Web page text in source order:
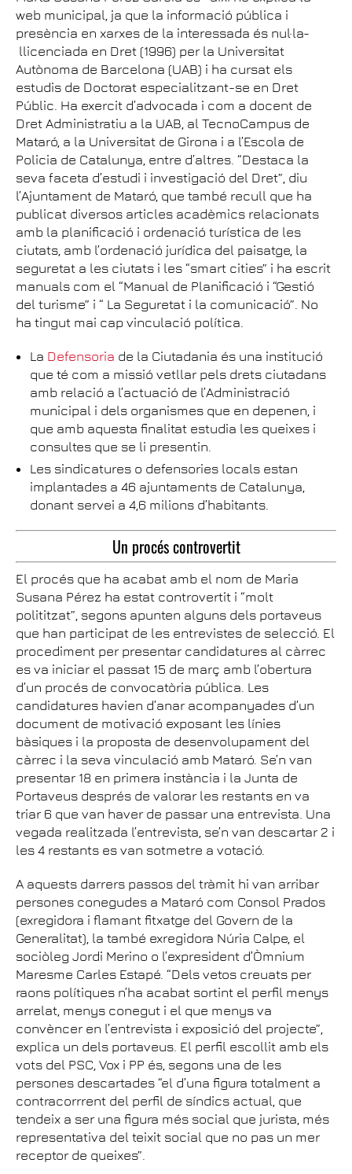
web municipal, ja que la informació pública i
presència en xarxes de la interessada és nul·la-
llicenciada en Dret (1996) per la Universitat
Autònoma de Barcelona (UAB) i ha cursat els
estudis de Doctorat especialitzant-se en Dret
Públic. Ha exercit d’advocada i com a docent de
Dret Administratiu a la UAB, al TecnoCampus de
Mataró, a la Universitat de Girona i a l’Escola de
Policia de Catalunya, entre d’altres. “Destaca la
seva faceta d’estudi i investigació del Dret”, diu
l’Ajuntament de Mataró, que també recull que ha
publicat diversos articles acadèmics relacionats
amb la planificació i ordenació turística de les
ciutats, amb l’ordenació jurídica del paisatge, la
seguretat a les ciutats i les “smart cities” i ha escrit
manuals com el “Manual de Planificació i “Gestió
del turisme” i “ La Seguretat i la comunicació”. No
ha tingut mai cap vinculació política.
La Defensoria de la Ciutadania és una institució
que té com a missió vetllar pels drets ciutadans
amb relació a l’actuació de l’Administració
municipal i dels organismes que en depenen, i
que amb aquesta finalitat estudia les queixes i
consultes que se li presentin.
Les sindicatures o defensories locals estan
implantades a 46 ajuntaments de Catalunya,
donant servei a 4,6 milions d’habitants.
Un procés controvertit
El procés que ha acabat amb el nom de Maria
Susana Pérez ha estat controvertit i “molt
polititzat”, segons apunten alguns dels portaveus
que han participat de les entrevistes de selecció. El
procediment per presentar candidatures al càrrec
es va iniciar el passat 15 de març amb l’obertura
d’un procés de convocatòria pública. Les
candidatures havien d’anar acompanyades d’un
document de motivació exposant les línies
bàsiques i la proposta de desenvolupament del
càrrec i la seva vinculació amb Mataró. Se’n van
presentar 18 en primera instància i la Junta de
Portaveus després de valorar les restants en va
triar 6 que van haver de passar una entrevista. Una
vegada realitzada l’entrevista, se’n van descartar 2 i
les 4 restants es van sotmetre a votació.
A aquests darrers passos del tràmit hi van arribar
persones conegudes a Mataró com Consol Prados
(exregidora i flamant fitxatge del Govern de la
Generalitat), la també exregidora Núria Calpe, el
sociòleg Jordi Merino o l’expresident d’Òmnium
Maresme Carles Estapé. “Dels vetos creuats per
raons polítiques n’ha acabat sortint el perfil menys
arrelat, menys conegut i el que menys va
convèncer en l’entrevista i exposició del projecte”,
explica un dels portaveus. El perfil escollit amb els
vots del PSC, Vox i PP és, segons una de les
persones descartades “el d’una figura totalment a
contracorrrent del perfil de síndics actual, que
tendeix a ser una figura més social que jurista, més
representativa del teixit social que no pas un mer
receptor de queixes”.